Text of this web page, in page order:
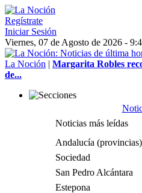
Regístrate
Iniciar Sesión
Viernes, 07 de Agosto de 2026 -
La Noción | Margarita Robles
de...
Noticias más leídas
Andalucía (provincias)
Sociedad
San Pedro Alcántara
Estepona